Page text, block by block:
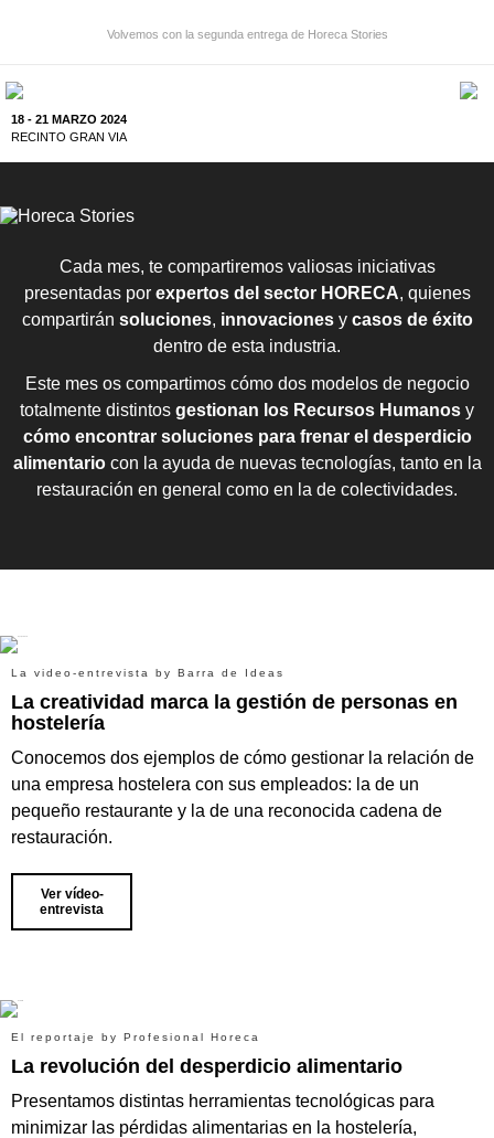
Volvemos con la segunda entrega de Horeca Stories
18 - 21 MARZO 2024
RECINTO GRAN VIA
Cada mes, te compartiremos valiosas iniciativas
presentadas por expertos del sector HORECA, quienes
compartirán soluciones, innovacionesy casos de éxito
dentro de esta industria.
Este mes os compartimos cómo dos modelos de negocio
totalmente distintos gestionan los Recursos Humanos y
cómo encontrar soluciones para frenar el desperdicio
alimentariocon la ayuda de nuevas tecnologías, tanto en la
restauración en general como en la de colectividades.
La video-entrevista by Barra de Ideas
La creatividad marca la gestión de personas en
hostelería
Conocemos dos ejemplos de cómo gestionar la relación de
una empresa hostelera con sus empleados: la de un
pequeño restaurante y la de una reconocida cadena de
restauración.
Ver vídeo-
entrevista
El reportaje by Profesional Horeca
La revolución del desperdicio alimentario
Presentamos distintas herramientas tecnológicas para
minimizar las pérdidas alimentarias en la hostelería,